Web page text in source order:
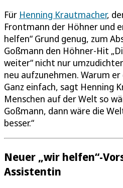
Für Henning Krautmacher,
Frontmann der Höhner und
helfen“ Grund genug, zum
Goßmann den Höhner-Hit
weiter“ nicht nur
neu aufzunehmen. Warum
Ganz einfach, sagt Henning
Menschen auf der Welt so
Goßmann, dann wäre die
besser.“
Neuer „wir helfen“-
Assistentin